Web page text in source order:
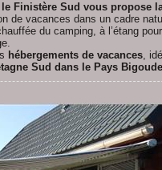
Finistère Sud vous propose
de vacances dans un cadre
du camping, à l’étang
hébergements de vacances,
Sud dans le Pays